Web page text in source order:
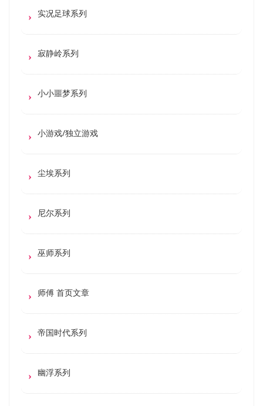
实况足球系列
寂静岭系列
小小噩梦系列
小游戏/独立游戏
尘埃系列
尼尔系列
巫师系列
师傅 首页文章
帝国时代系列
幽浮系列